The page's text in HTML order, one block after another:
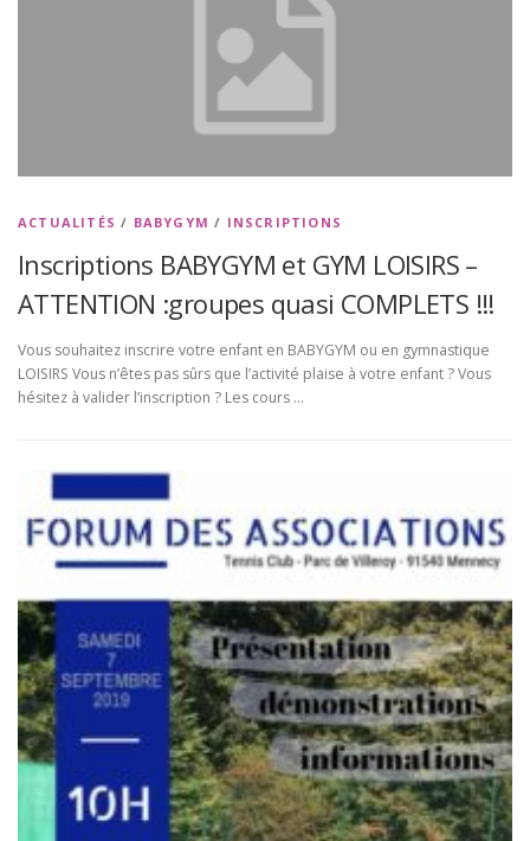
ACTUALITÉS / BABYGYM / INSCRIPTIONS
Inscriptions BABYGYM et GYM LOISIRS –
ATTENTION :groupes quasi COMPLETS !!!
Vous souhaitez inscrire votre enfant en BABYGYM ou en gymnastique
LOISIRS Vous n’êtes pas sûrs que l’activité plaise à votre enfant ? Vous
hésitez à valider l’inscription ? Les cours …